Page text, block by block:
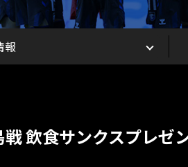
飲食サンクスプレゼ